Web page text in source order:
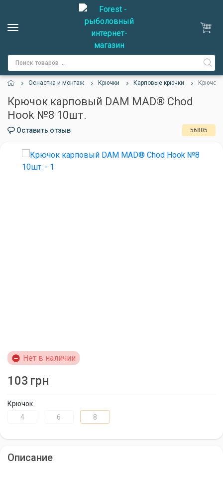
Оснастка и монтаж Крючки Карповые крючки Крючок
Крючок карповый DAM MAD® Chod
Hook №8 10шт.
Оставить отзыв 56805
Крючок
4
6 8
Нет в наличии
103 грн
Описание